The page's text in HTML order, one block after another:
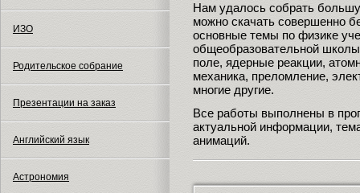
ИЗО
Родительское собрание
Презентации на заказ
Английский язык
Астрономия
Нам удалось собрать
можно скачать совершенно
основные темы по физике
общеобразовательной
поле, ядерные реакции,
механика, преломление,
многие другие.
Все работы выполнены в
актуальной информации,
анимаций.